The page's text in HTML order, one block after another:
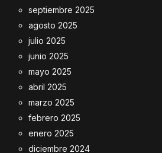
septiembre 2025
agosto 2025
julio 2025
junio 2025
mayo 2025
abril 2025
marzo 2025
febrero 2025
enero 2025
diciembre 2024